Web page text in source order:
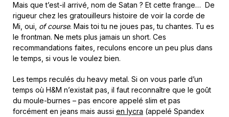
Mais que t’est-il arrivé, nom de Satan ? Et cette frange… De
rigueur chez les gratouilleurs histoire de voir la corde de
Mi, oui, of course. Mais toi tu ne joues pas, tu chantes. Tu es
le frontman. Ne mets plus jamais un short. Ces
recommandations faites, reculons encore un peu plus dans
le temps, si vous le voulez bien.
Les temps reculés du heavy metal. Si on vous parle d’un
temps où H&M n’existait pas, il faut reconnaître que le goût
du moule-burnes – pas encore appelé slim et pas
forcément en jeans mais aussi en lycra (appelé Spandex